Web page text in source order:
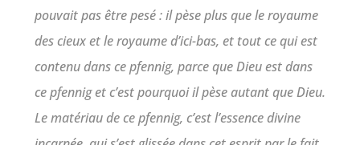
pouvait pas être pesé : il pèse plus que le royaume
des cieux et le royaume d’ici-bas, et tout ce qui est
contenu dans ce pfennig, parce que Dieu est dans
ce pfennig et c’est pourquoi il pèse autant que Dieu.
Le matériau de ce pfennig, c’est l’essence divine